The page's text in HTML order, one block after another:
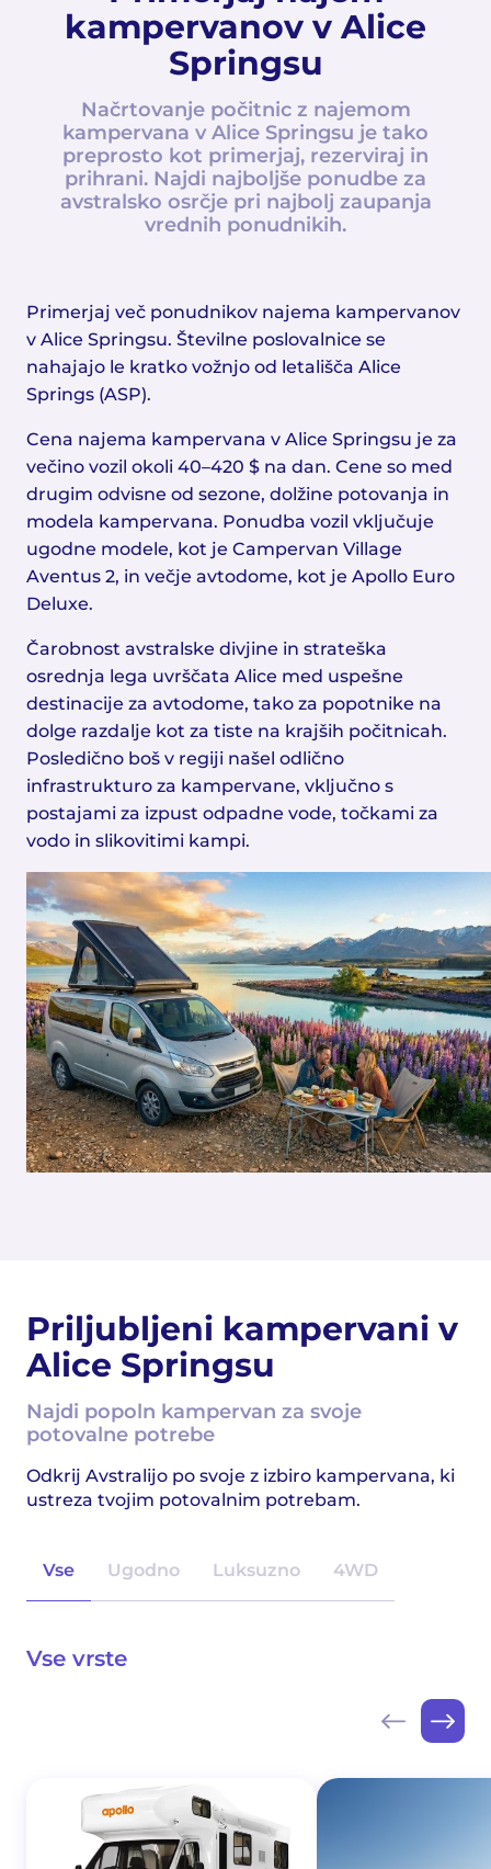
kampervanov v Alice
Springsu
Načrtovanje počitnic z najemom
kampervana v Alice Springsu je tako
preprosto kot primerjaj, rezerviraj in
prihrani. Najdi najboljše ponudbe za
avstralsko osrčje pri najbolj zaupanja
vrednih ponudnikih.
Primerjaj več ponudnikov najema kampervanov
v Alice Springsu. Številne poslovalnice se
nahajajo le kratko vožnjo od letališča Alice
Springs (ASP).
Cena najema kampervana v Alice Springsu je za
večino vozil okoli 40–420 $ na dan. Cene so med
drugim odvisne od sezone, dolžine potovanja in
modela kampervana. Ponudba vozil vključuje
ugodne modele, kot je Campervan Village
Aventus 2, in večje avtodome, kot je Apollo Euro
Deluxe.
Čarobnost avstralske divjine in strateška
osrednja lega uvrščata Alice med uspešne
destinacije za avtodome, tako za popotnike na
dolge razdalje kot za tiste na krajših počitnicah.
Posledično boš v regiji našel odlično
infrastrukturo za kampervane, vključno s
postajami za izpust odpadne vode, točkami za
vodo in slikovitimi kampi.
Priljubljeni kampervani v
Alice Springsu
Najdi popoln kampervan za svoje
potovalne potrebe
Odkrij Avstralijo po svoje z izbiro kampervana, ki
ustreza tvojim potovalnim potrebam.
Vse Ugodno Luksuzno 4WD
Vse vrste